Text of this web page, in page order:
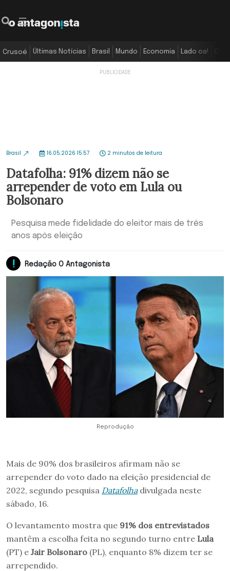
Crusoé Últimas Notícias Brasil Mundo Economia Lado oa!
Brasil 16.05.2026 15:57 2 minutos de leitura
Datafolha: 91% dizem não se
arrepender de voto em Lula ou
Bolsonaro
Pesquisa mede fidelidade do eleitor mais de três
anos após eleição
Redação O Antagonista
Reprodução
Mais de 90% dos brasileiros afirmam não se
arrepender do voto dado na eleição presidencial de
2022, segundo pesquisa Datafolhadivulgada neste
sábado, 16.
O levantamento mostra que 91% dos entrevistados
mantêm a escolha feita no segundo turno entre Lula
(PT) e Jair Bolsonaro (PL), enquanto 8% dizem ter se
arrependido.